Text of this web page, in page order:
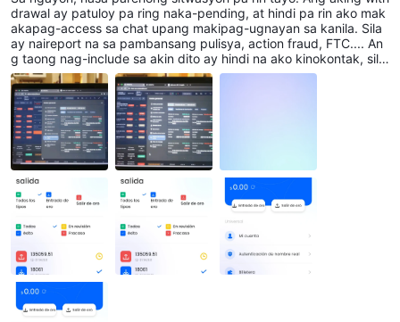
drawal ay patuloy pa ring naka-pending, at hindi pa rin ako mak
akapag-access sa chat upang makipag-ugnayan sa kanila. Sila
ay naireport na sa pambansang pulisya, action fraud, FTC.... An
g taong nag-include sa akin dito ay hindi na ako kinokontak, sila
ay patuloy pa rin na nakakonekta sa WhatsApp, pero walang na
ngyayari.